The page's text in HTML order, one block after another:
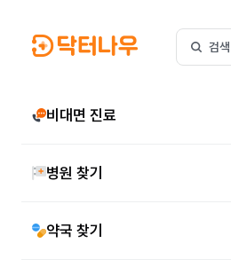
검색
비대면 진료
병원 찾기
약국 찾기